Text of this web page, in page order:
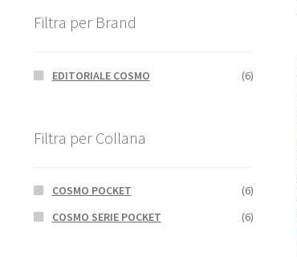
Filtra per Brand
EDITORIALE COSMO (6)
Filtra per Collana
COSMO POCKET
(6)
COSMO SERIE POCKET
(6)